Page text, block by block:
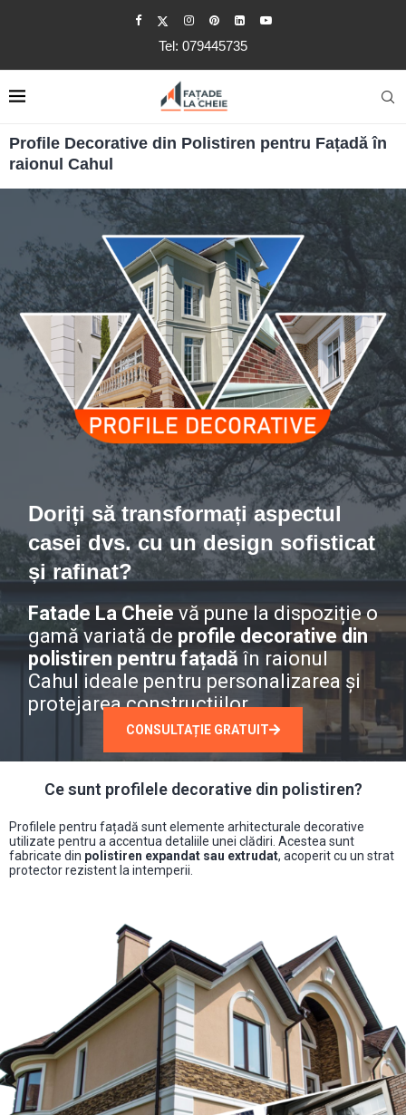
Tel: 079445735
Profile Decorative din Polistiren pentru Fațadă în
raionul Cahul
Doriți să transformați aspectul
casei dvs. cu un design sofisticat
și rafinat?
Fatade La Cheievă pune la dispoziție o
gamă variată de profile decorative din
polistiren pentru fațadă în raionul
Cahul ideale pentru personalizarea și
protejarea construcțiilor.
CONSULTAȚIE GRATUIT
Ce sunt profilele decorative din polistiren?
Profilele pentru fațadă sunt elemente arhitecturale decorative
utilizate pentru a accentua detaliile unei clădiri. Acestea sunt
fabricate din polistiren expandat sau extrudat, acoperit cu un strat
protector rezistent la intemperii.